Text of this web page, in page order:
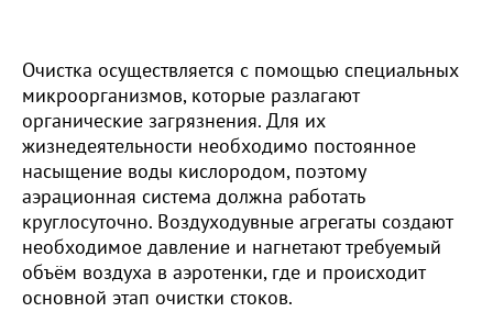
Очистка осуществляется с помощью специальных
микроорганизмов, которые разлагают
органические загрязнения. Для их
жизнедеятельности необходимо постоянное
насыщение воды кислородом, поэтому
аэрационная система должна работать
круглосуточно. Воздуходувные агрегаты создают
необходимое давление и нагнетают требуемый
объём воздуха в аэротенки, где и происходит
основной этап очистки стоков.